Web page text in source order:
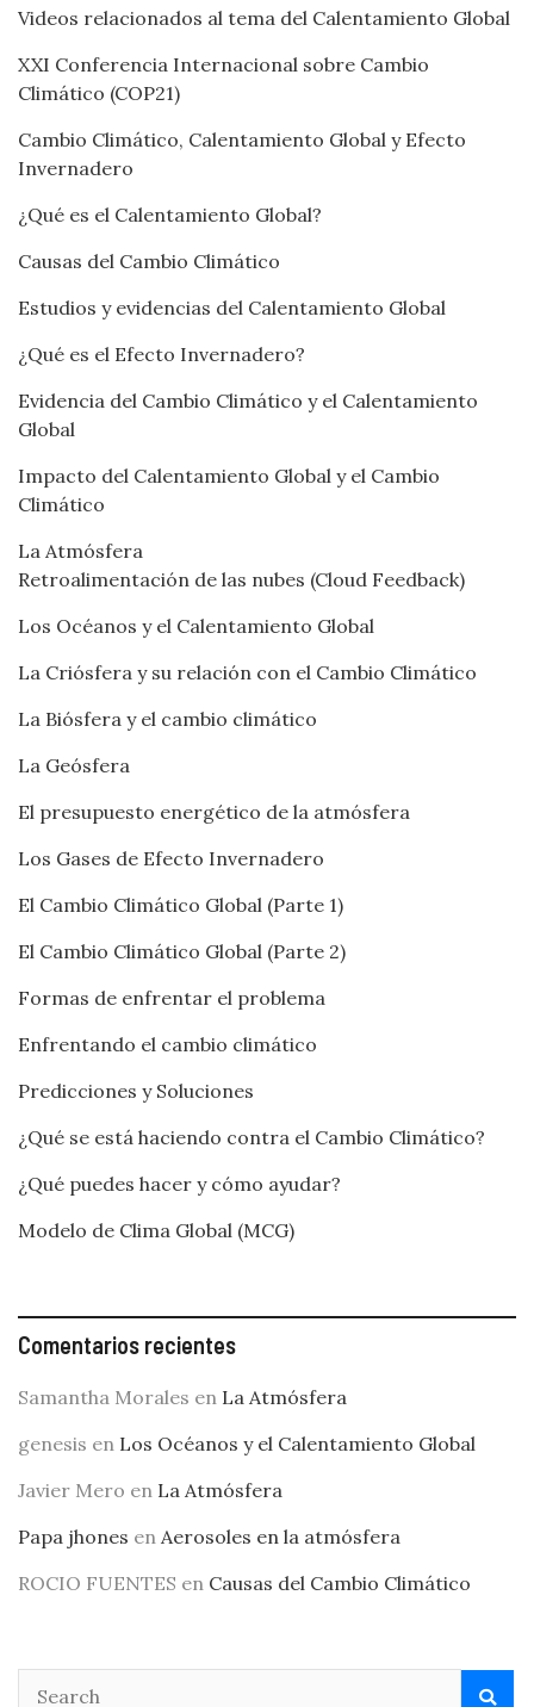
Videos relacionados al tema del Calentamiento Global
XXI Conferencia Internacional sobre Cambio
Climático (COP21)
Cambio Climático, Calentamiento Global y Efecto
Invernadero
¿Qué es el Calentamiento Global?
Causas del Cambio Climático
Estudios y evidencias del Calentamiento Global
¿Qué es el Efecto Invernadero?
Evidencia del Cambio Climático y el Calentamiento
Global
Impacto del Calentamiento Global y el Cambio
Climático
La Atmósfera
Retroalimentación de las nubes (Cloud Feedback)
Los Océanos y el Calentamiento Global
La Criósfera y su relación con el Cambio Climático
La Biósfera y el cambio climático
La Geósfera
El presupuesto energético de la atmósfera
Los Gases de Efecto Invernadero
El Cambio Climático Global (Parte 1)
El Cambio Climático Global (Parte 2)
Formas de enfrentar el problema
Enfrentando el cambio climático
Predicciones y Soluciones
¿Qué se está haciendo contra el Cambio Climático?
¿Qué puedes hacer y cómo ayudar?
Modelo de Clima Global (MCG)
Comentarios recientes
Samantha Morales en La Atmósfera
genesis en Los Océanos y el Calentamiento Global
Javier Mero en La Atmósfera
Papa jhones en Aerosoles en la atmósfera
ROCIO FUENTES en Causas del Cambio Climático